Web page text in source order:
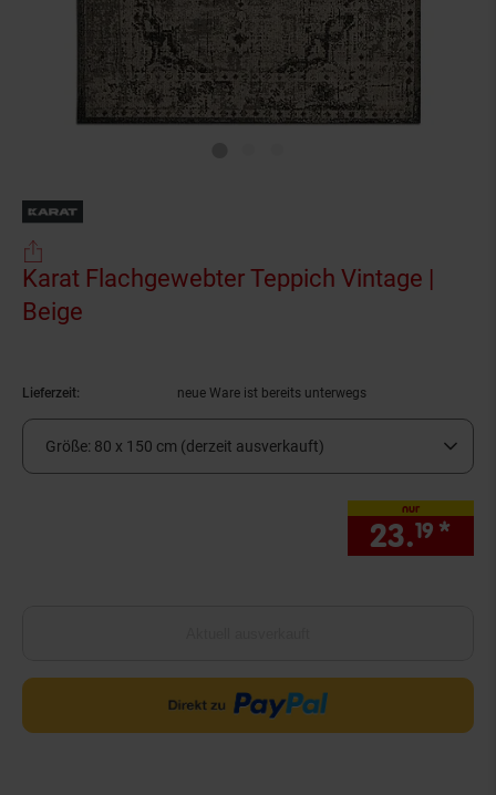
Karat Flachgewebter Teppich Vintage |
Beige
Lieferzeit: neue Ware ist bereits unterwegs
Größe: 80 x 150 cm (derzeit ausverkauft)
nur
23.19 *